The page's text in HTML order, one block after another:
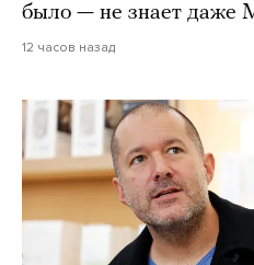
было — не знает даже
12 часов назад